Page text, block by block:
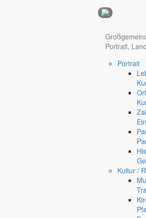
Regional werben auf markersdorf.de!
Portrait,
Portrait
Kultur /
Deutsch-
Jauernick-